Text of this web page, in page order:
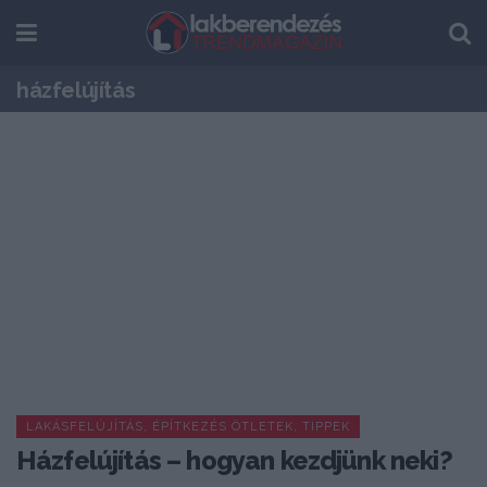
házfelújítás
LAKÁSFELÚJÍTÁS, ÉPÍTKEZÉS ÖTLETEK, TIPPEK
Házfelújítás – hogyan kezdjünk neki?